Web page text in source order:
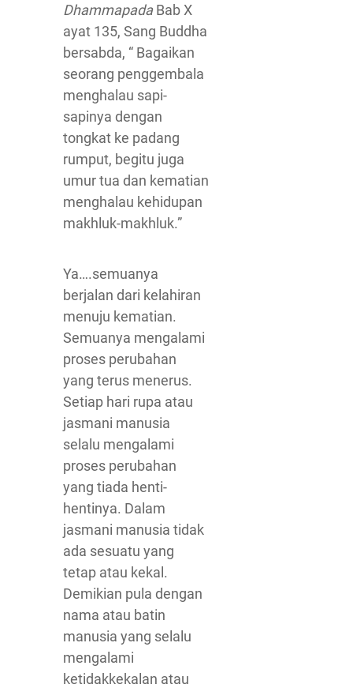
DhammapadaBab X
ayat 135, Sang Buddha
bersabda, “ Bagaikan
seorang penggembala
menghalau sapi-
sapinya dengan
tongkat ke padang
rumput, begitu juga
umur tua dan kematian
menghalau kehidupan
makhluk-makhluk.”
Ya….semuanya
berjalan dari kelahiran
menuju kematian.
Semuanya mengalami
proses perubahan
yang terus menerus.
Setiap hari rupa atau
jasmani manusia
selalu mengalami
proses perubahan
yang tiada henti-
hentinya. Dalam
jasmani manusia tidak
ada sesuatu yang
tetap atau kekal.
Demikian pula dengan
nama atau batin
manusia yang selalu
mengalami
ketidakkekalan atau